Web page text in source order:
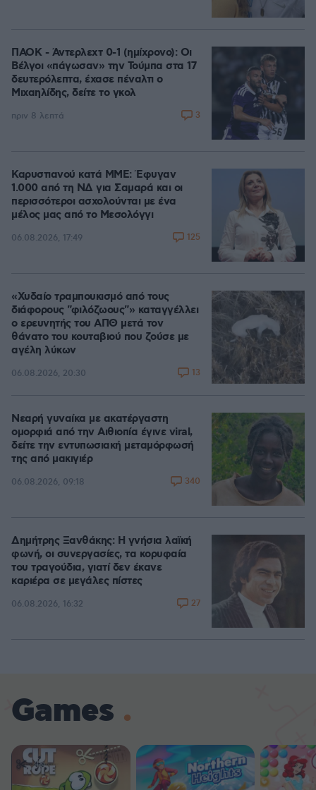
ΠΑΟΚ - Άντερλεχτ 0-1 (ημίχρονο): Οι
Βέλγοι «πάγωσαν» την Τούμπα στα 17
δευτερόλεπτα, έχασε πέναλτι ο
Μιχαηλίδης, δείτε το γκολ
πριν 8 λεπτά 3
Καρυστιανού κατά ΜΜΕ: Έφυγαν
1.000 από τη ΝΔ για Σαμαρά και οι
περισσότεροι ασχολούνται με ένα
μέλος μας από το Μεσολόγγι
06.08.2026, 17:49 125
«Χυδαίο τραμπουκισμό από τους
διάφορους "φιλόζωους"» καταγγέλλει
ο ερευνητής του ΑΠΘ μετά τον
θάνατο του κουταβιού που ζούσε με
αγέλη λύκων
06.08.2026, 20:30 13
Νεαρή γυναίκα με ακατέργαστη
ομορφιά από την Αιθιοπία έγινε viral,
δείτε την εντυπωσιακή μεταμόρφωσή
της από μακιγιέρ
06.08.2026, 09:18 340
Δημήτρης Ξανθάκης: Η γνήσια λαϊκή
φωνή, οι συνεργασίες, τα κορυφαία
του τραγούδια, γιατί δεν έκανε
καριέρα σε μεγάλες πίστες
06.08.2026, 16:32 27
Games